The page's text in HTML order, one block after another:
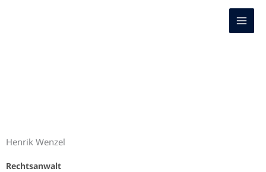
Henrik Wenzel
Rechtsanwalt